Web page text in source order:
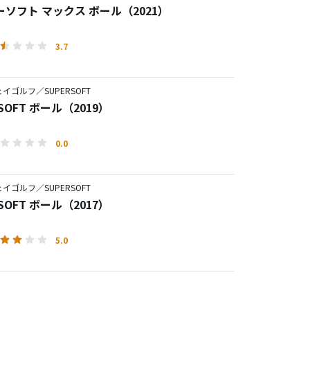
ソフト マックス ボール（2021）
3.7
ゴルフ／SUPERSOFT
ボール（2019）
0.0
ゴルフ／SUPERSOFT
ボール（2017）
5.0